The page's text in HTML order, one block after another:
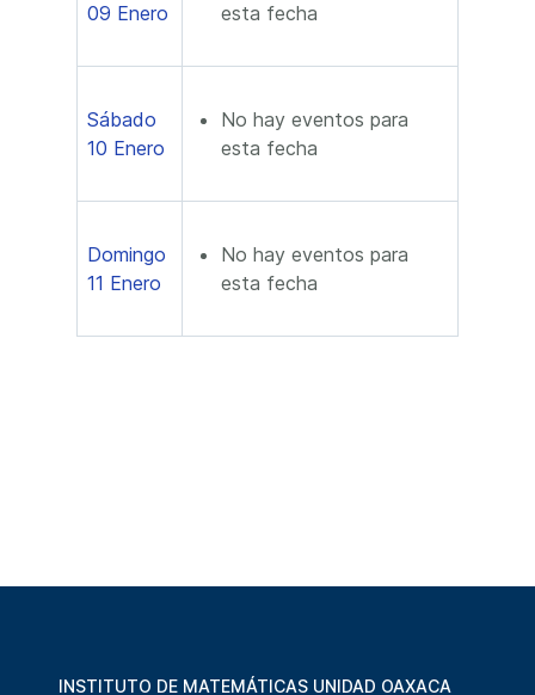
09 Enero
esta fecha
Sábado
10 Enero
No hay eventos para
esta fecha
Domingo
11 Enero
No hay eventos para
esta fecha
INSTITUTO DE MATEMÁTICAS UNIDAD OAXACA